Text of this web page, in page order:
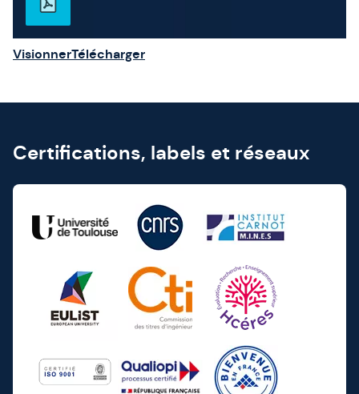
VisionnerTélécharger
Certifications, labels et réseaux